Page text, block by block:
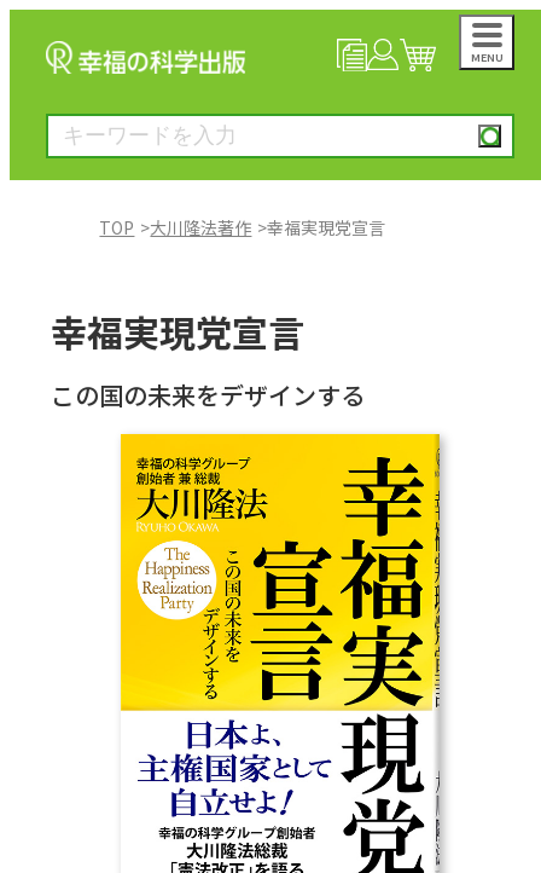
MENU
絵本
雑誌
CD
DVD・ブルーレイ
外国語
TOP 大川隆法著作 幸福実現党宣言
幸福実現党宣言
この国の未来をデザインする